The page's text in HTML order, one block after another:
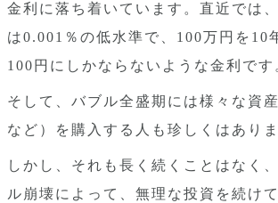
金利に落ち着いています。直近では
は0.001％の低水準で、100万円を10
100円にしかならないような金利です
そして、バブル全盛期には様々な資
など）を購入する人も珍しくはあり
しかし、それも長く続くことはなく
ル崩壊によって、無理な投資を続け